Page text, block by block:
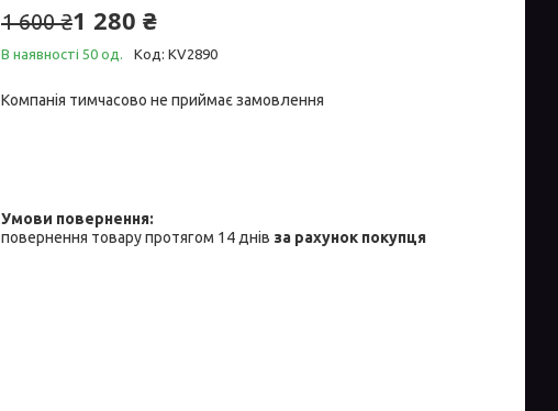
1 600 ₴1 280 ₴
В наявності 50 од. Код: KV2890
Компанія тимчасово не приймає замовлення
повернення товару протягом 14 днів за рахунок покупця